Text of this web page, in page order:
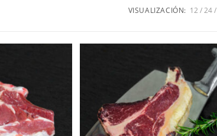
VISUALIZACIÓN: 12 24